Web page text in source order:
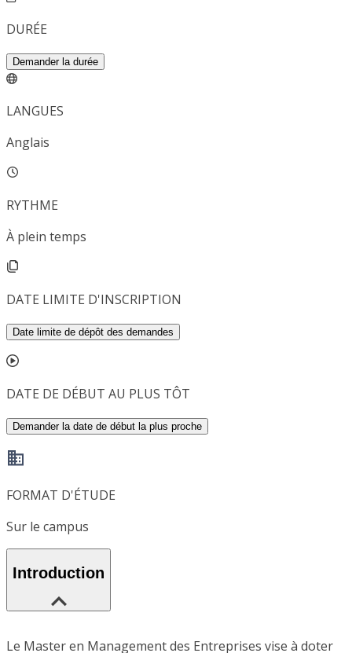
DURÉE
Demander la durée
LANGUES
Anglais
RYTHME
À plein temps
DATE LIMITE D'INSCRIPTION
Date limite de dépôt des demandes
DATE DE DÉBUT AU PLUS TÔT
Demander la date de début la plus proche
FORMAT D'ÉTUDE
Sur le campus
Introduction
Le Master en Management des Entreprises vise à doter